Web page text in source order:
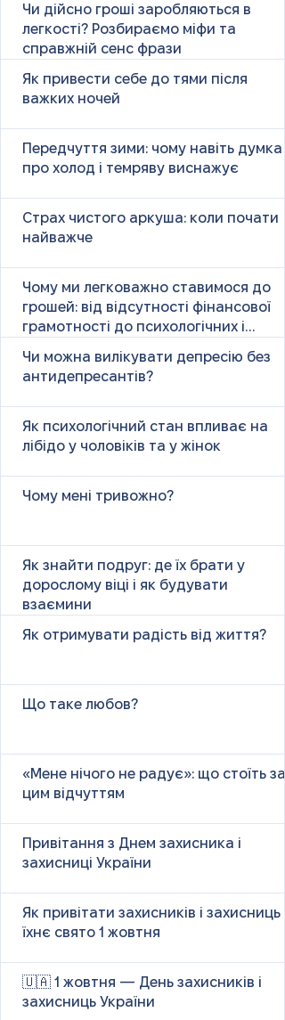
Чи дійсно гроші заробляються в
легкості? Розбираємо міфи та
справжній сенс фрази
Як привести себе до тями після
важких ночей
Передчуття зими: чому навіть думка
про холод і темряву виснажує
Страх чистого аркуша: коли почати
найважче
Чому ми легковажно ставимося до
грошей: від відсутності фінансової
грамотності до психологічних і
Чи можна вилікувати депресію без
антидепресантів?
Як психологічний стан впливає на
лібідо у чоловіків та у жінок
Чому мені тривожно?
Як знайти подруг: де їх брати у
дорослому віці і як будувати
взаємини
Як отримувати радість від життя?
Що таке любов?
«Мене нічого не радує»: що стоїть за
цим відчуттям
Привітання з Днем захисника і
захисниці України
Як привітати захисників і захисниць у
їхнє свято 1 жовтня
🇺🇦 1 жовтня — День захисників і
захисниць України